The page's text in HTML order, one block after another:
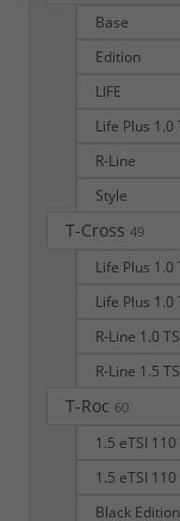
Base
Edition
LIFE
Life Plus 1.0
R-Line
Style
T-Cross 49
Life Plus 1.0
Life Plus 1.0
R-Line 1.0
R-Line 1.5
T-Roc 60
1.5 eTSI
1.5 eTSI 110
Black